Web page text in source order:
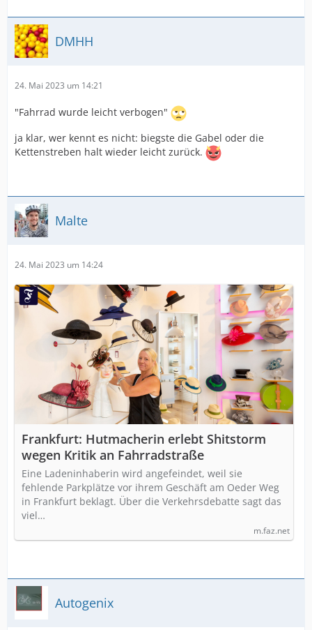
DMHH
24. Mai 2023 um 14:21
"Fahrrad wurde leicht verbogen"
ja klar, wer kennt es nicht: biegste die Gabel oder die
Kettenstreben halt wieder leicht zurück.
Malte
24. Mai 2023 um 14:24
Frankfurt: Hutmacherin erlebt Shitstorm
wegen Kritik an Fahrradstraße
Eine Ladeninhaberin wird angefeindet, weil sie
fehlende Parkplätze vor ihrem Geschäft am Oeder Weg
in Frankfurt beklagt. Über die Verkehrsdebatte sagt das
viel…
m.faz.net
Autogenix